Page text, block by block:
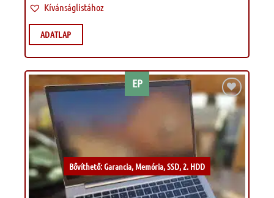
Kívánságlistához
ADATLAP
EP
Bővíthető: Garancia, Memória, SSD, 2. HDD
Kívánságlistához